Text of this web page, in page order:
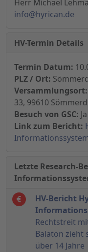
Herr Michael
info@hyrican.de
HV-Termin Details
Termin Datum:
PLZ / Ort:
Versammlungsort:
33, 99610
Besuch von GSC: Ja
Link zum Bericht:
Letzte Research-
HV-Bericht
Rechtstreit
Balaton zieht
über 14 Jahre